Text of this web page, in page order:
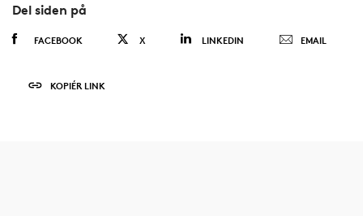
Del siden på
FACEBOOK X LINKEDIN EMAIL
KOPIÉR LINK